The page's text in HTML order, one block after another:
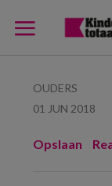
OUDERS
01 JUN 2018
Opslaan